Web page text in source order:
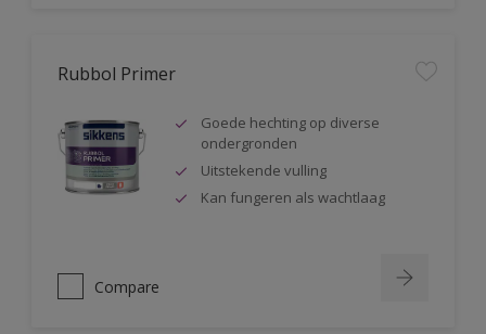
Rubbol Primer
Goede hechting op diverse
ondergronden
Uitstekende vulling
Kan fungeren als wachtlaag
Compare